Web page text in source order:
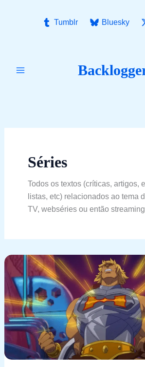
Tumblr Bluesky
Séries
Todos os textos (críticas, artigos,
listas, etc) relacionados ao tema
TV, webséries ou então streaming